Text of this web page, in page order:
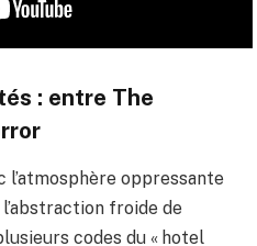
: entre The
l’atmosphère oppressante
froide de
codes du « hotel